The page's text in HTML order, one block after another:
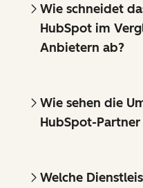
Wie schneidet
HubSpot im
Anbietern ab?
Wie sehen die
HubSpot-Partner
Welche